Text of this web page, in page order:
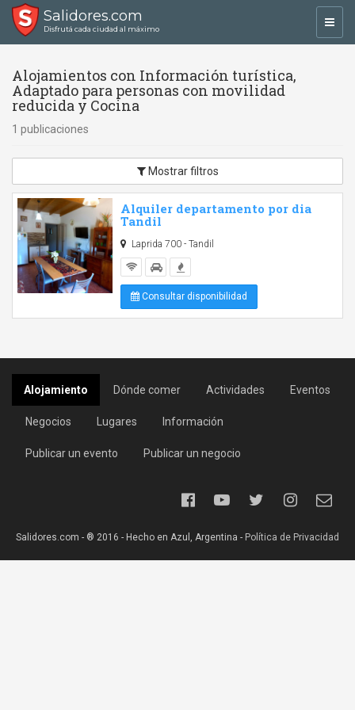
Salidores.com
Disfrutá cada ciudad al máximo
Alojamientos con Información turística,
Adaptado para personas con movilidad
reducida y Cocina
1 publicaciones
Mostrar filtros
Alquiler departamento por dia
Tandil
Laprida 700 - Tandil
Consultar disponibilidad
Alojamiento Dónde comer Actividades Eventos
Negocios Lugares Información
Publicar un evento Publicar un negocio
Salidores.com - ® 2016 - Hecho en Azul, Argentina - Política de Privacidad